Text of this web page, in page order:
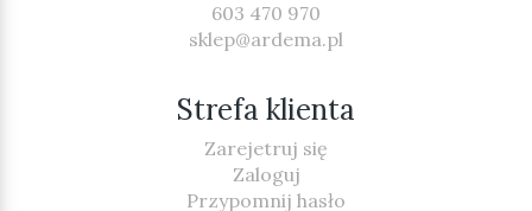
603 470 970
sklep@ardema.pl
Strefa klienta
Zarejetruj się
Zaloguj
Przypomnij hasło